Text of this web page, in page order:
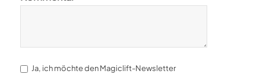
Ja, ich möchte den Magiclift-Newsletter